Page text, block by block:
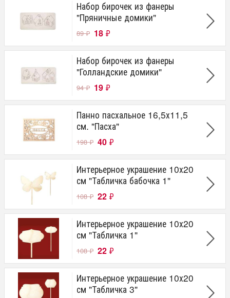
Набор бирочек из фанеры
"Пряничные домики"
89₽ 18 ₽
Набор бирочек из фанеры
"Голландские домики"
94₽ 19 ₽
Панно пасхальное 16,5х11,5
см. "Пасха"
198₽ 40 ₽
Интерьерное украшение 10х20
см "Табличка бабочка 1"
108₽ 22 ₽
Интерьерное украшение 10х20
см "Табличка 1"
108₽ 22 ₽
Интерьерное украшение 10х20
см "Табличка 3"